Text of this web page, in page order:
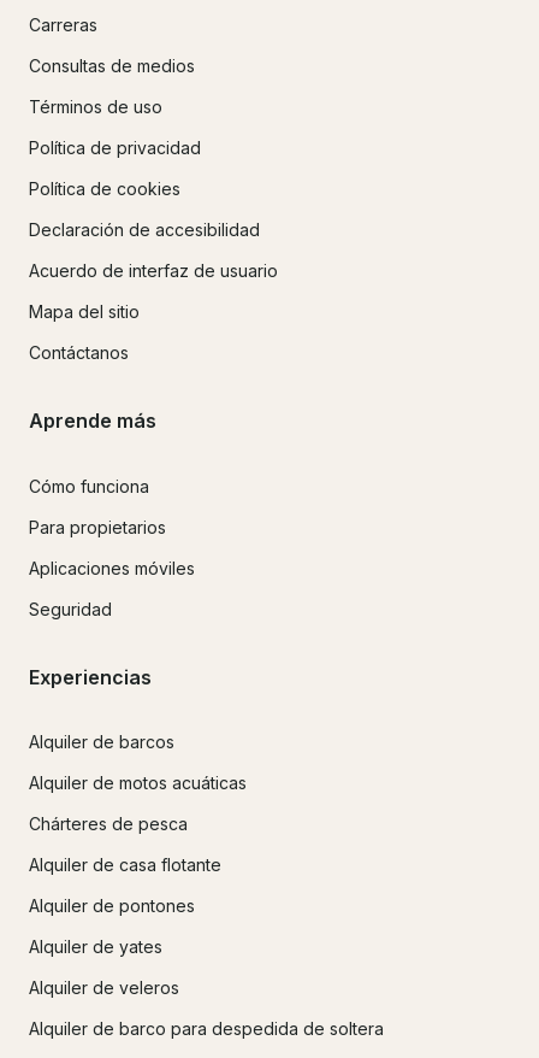
Carreras
Consultas de medios
Términos de uso
Política de privacidad
Política de cookies
Declaración de accesibilidad
Acuerdo de interfaz de usuario
Mapa del sitio
Contáctanos
Aprende más
Cómo funciona
Para propietarios
Aplicaciones móviles
Seguridad
Experiencias
Alquiler de barcos
Alquiler de motos acuáticas
Chárteres de pesca
Alquiler de casa flotante
Alquiler de pontones
Alquiler de yates
Alquiler de veleros
Alquiler de barco para despedida de soltera